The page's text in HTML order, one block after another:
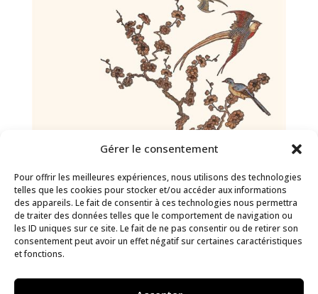
Gérer le consentement
Pour offrir les meilleures expériences, nous utilisons des technologies
telles que les cookies pour stocker et/ou accéder aux informations
des appareils. Le fait de consentir à ces technologies nous permettra
de traiter des données telles que le comportement de navigation ou
les ID uniques sur ce site. Le fait de ne pas consentir ou de retirer son
consentement peut avoir un effet négatif sur certaines caractéristiques
et fonctions.